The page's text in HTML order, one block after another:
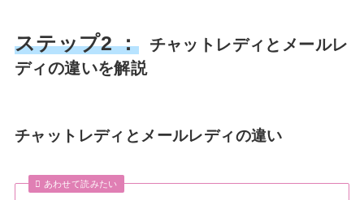
ステップ2 ：チャットレディとメールレ
ディの違いを解説
チャットレディとメールレディの違い
あわせて読みたい